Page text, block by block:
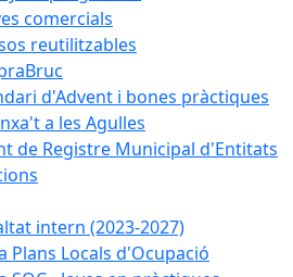
comercials
reutilitzables
d'Advent i bones pràctiques
a les Agulles
de Registre Municipal d'Entitats
intern (2023-2027)
Plans Locals d'Ocupació